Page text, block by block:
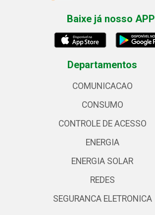
Baixe já nosso APP
Departamentos
COMUNICACAO
CONSUMO
CONTROLE DE ACESSO
ENERGIA
ENERGIA SOLAR
REDES
SEGURANCA ELETRONICA